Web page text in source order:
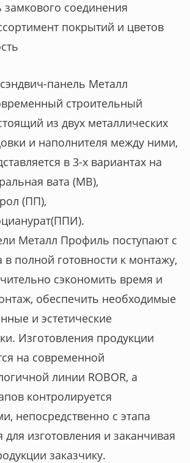
соединения
покрытий и цветов
панель Металл
строительный
из двух металлических
и наполнителя между ними,
в 3-х вариантах на
вата (МВ),
(ПП),
Металл Профиль поступают с
в полной готовности к монтажу,
сэкономить время и
обеспечить необходимые
и эстетические
Изготовления продукции
на современной
линии ROBOR, а
контролируется
непосредственно с этапа
изготовления и заканчивая
заказчику.